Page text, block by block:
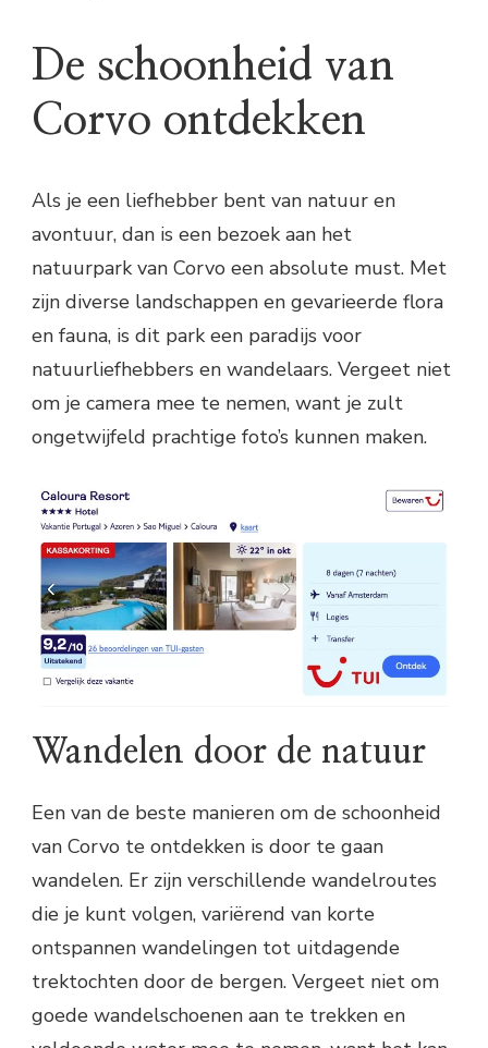
De schoonheid van
Corvo ontdekken
Als je een liefhebber bent van natuur en
avontuur, dan is een bezoek aan het
natuurpark van Corvo een absolute must. Met
zijn diverse landschappen en gevarieerde flora
en fauna, is dit park een paradijs voor
natuurliefhebbers en wandelaars. Vergeet niet
om je camera mee te nemen, want je zult
ongetwijfeld prachtige foto’s kunnen maken.
Wandelen door de natuur
Een van de beste manieren om de schoonheid
van Corvo te ontdekken is door te gaan
wandelen. Er zijn verschillende wandelroutes
die je kunt volgen, variërend van korte
ontspannen wandelingen tot uitdagende
trektochten door de bergen. Vergeet niet om
goede wandelschoenen aan te trekken en